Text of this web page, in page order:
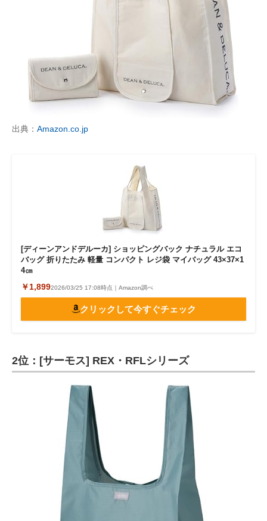
出典： Amazon.co.jp
[ディーンアンドデルーカ] ショッピングバック ナチュラル エコ
バッグ 折りたたみ 軽量 コンパクト レジ袋 マイバッグ 43×37×1
4㎝
￥1,8992026/03/25 17:08時点｜Amazon調べ
クリックして今すぐチェック
2位：[サーモス] REX・RFLシリーズ